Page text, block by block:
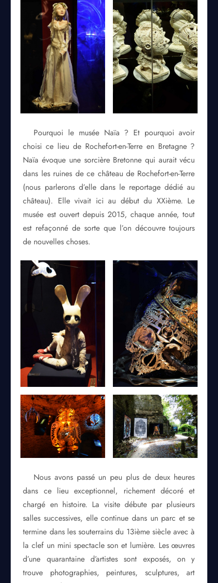
Pourquoi le musée Naïa ? Et pourquoi avoir
choisi ce lieu de Rochefort-en-Terre en Bretagne ?
Naïa évoque une sorcière Bretonne qui aurait vécu
dans les ruines de ce château de Rochefort-en-Terre
(nous parlerons d’elle dans le reportage dédié au
château). Elle vivait ici au début du XXième. Le
musée est ouvert depuis 2015, chaque année, tout
est refaçonné de sorte que l’on découvre toujours
de nouvelles choses.
Nous avons passé un peu plus de deux heures
dans ce lieu exceptionnel, richement décoré et
chargé en histoire. La visite débute par plusieurs
salles successives, elle continue dans un parc et se
termine dans les souterrains du 13ième siècle avec à
la clef un mini spectacle son et lumière. Les œuvres
d’une quarantaine d’artistes sont exposés, on y
trouve photographies, peintures, sculptures, art